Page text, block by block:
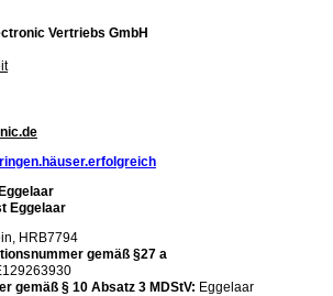
Vertriebs GmbH
Eggelaar
HRB7794
gemäß §27 a
gemäß § 10 Absatz 3 MDStV: Eggelaar